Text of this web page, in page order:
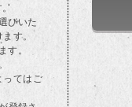
びいた
す。
。
ってはご